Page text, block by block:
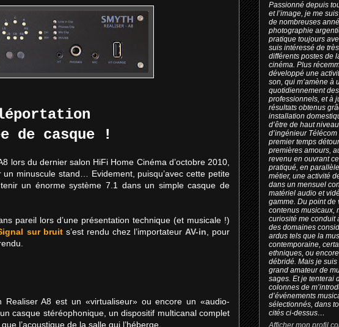
de casque !
lors du dernier salon HiFi Home Cinéma d’octobre 2010,
minuscule stand… Evidement, puisqu’avec cette petite
un énorme système 7.1 dans un simple casque de
pareil lors d’une présentation technique (et musicale !)
sur bruits’est rendu chez l’importateur AV-in , pour
Realiser A8 est un «virtualiseur» ou encore un «audio-
casque stéréophonique, un dispositif multicanal complet
l’acoustique de la salle qui l’héberge.
Passionné depuis
et l’image, je me
de nombreuses
photographie
pratique toujours
suis intéressé de
différents postes de
cinéma. Plus
développé une
son, qui m’amène à
quotidiennement
professionnels, et à
résultats obtenus
installation
d’être de haut
d’ingénieur Télécom
premier temps
premières amours,
revenu en ouvrant
pratiqué, en
métier, une activité
dans un mensuel
matériel audio et
gamme. Du point de
contenus musicaux,
curiosité me conduit
des domaines
ardus tels que la
contemporaine,
ethniques, ou
débridé. Mais je
grand amateur de
sages. Et je tenterai
colonnes de
d’événements
sélectionnés, dans
cités ci-dessus…